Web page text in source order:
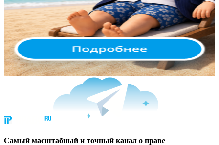
Cамый масштабный и точный канал о праве